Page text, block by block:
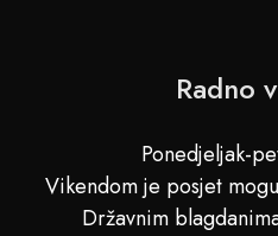
Radno
Ponedjeljak-
Vikendom je posjet
Državnim